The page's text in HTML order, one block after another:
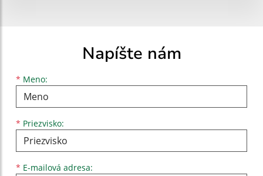
Napíšte nám
* Meno:
Meno
* Priezvisko:
Priezvisko
* E-mailová adresa:
E-mailová adresa